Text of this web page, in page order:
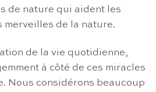
de nature qui aident les
merveilles de la nature.
de la vie quotidienne,
à côté de ces miracles
Nous considérons beaucoup